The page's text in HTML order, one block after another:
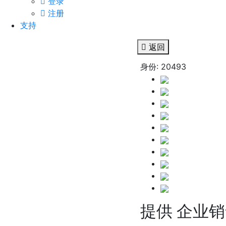
注册
支持
返回
身份: 20493
提供 企业